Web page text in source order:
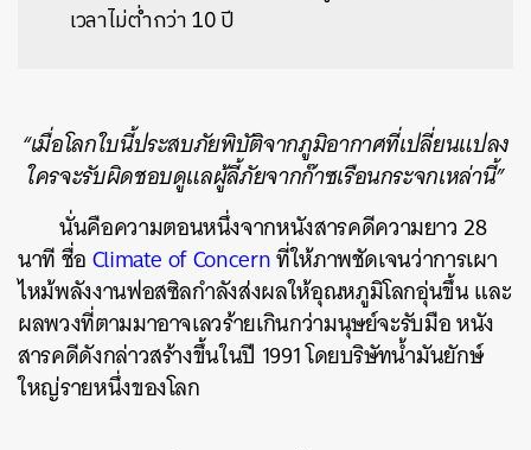
เวลาไม่ต่ำกว่า 10 ปี
“เมื่อโลกใบนี้ประสบภัยพิบัติจากภูมิอากาศที่เปลี่ยนแปลง
ใครจะรับผิดชอบดูแลผู้ลี้ภัยจากก๊าซเรือนกระจกเหล่านี้”
นั่นคือความตอนหนึ่งจากหนังสารคดีความยาว 28
นาที ชื่อClimate of Concernที่ให้ภาพชัดเจนว่าการเผา
ไหม้พลังงานฟอสซิลกำลังส่งผลให้อุณหภูมิโลกอุ่นขึ้น และ
ผลพวงที่ตามมาอาจเลวร้ายเกินกว่ามนุษย์จะรับมือ หนัง
สารคดีดังกล่าวสร้างขึ้นในปี 1991 โดยบริษัทน้ำมันยักษ์
ใหญ่รายหนึ่งของโลก